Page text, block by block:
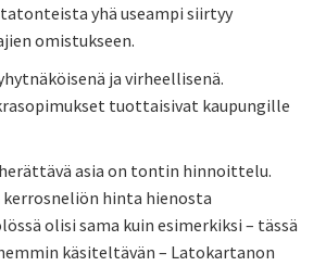
yhä useampi siirtyy
omistukseen.
ja virheellisenä.
tuottaisivat kaupungille
asia on tontin hinnoittelu.
kerrosneliön hinta hienosta
olisi sama kuin esimerkiksi – tässä
käsiteltävän – Latokartanon